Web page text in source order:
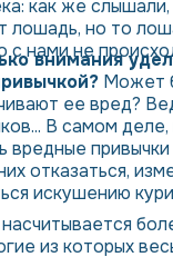
как же слышали,
лошадь, но то
с нами не
внимания
Может
ее вред?
В самом деле,
вредные
отказаться,
искушению
из которых